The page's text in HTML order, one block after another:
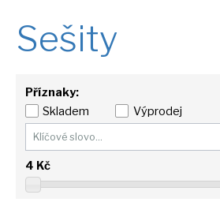
Sešity
Příznaky:
Skladem
Výprodej
4 Kč